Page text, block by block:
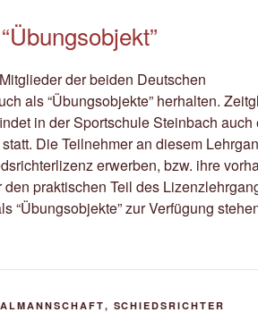
der beiden Deutschen
als “Übungsobjekte” herhalten.
in der Sportschule Steinbach auch
Die Teilnehmer an diesem
erwerben, bzw. ihre
praktischen Teil des
“Übungsobjekte” zur Verfügung
, SCHIEDSRICHTER